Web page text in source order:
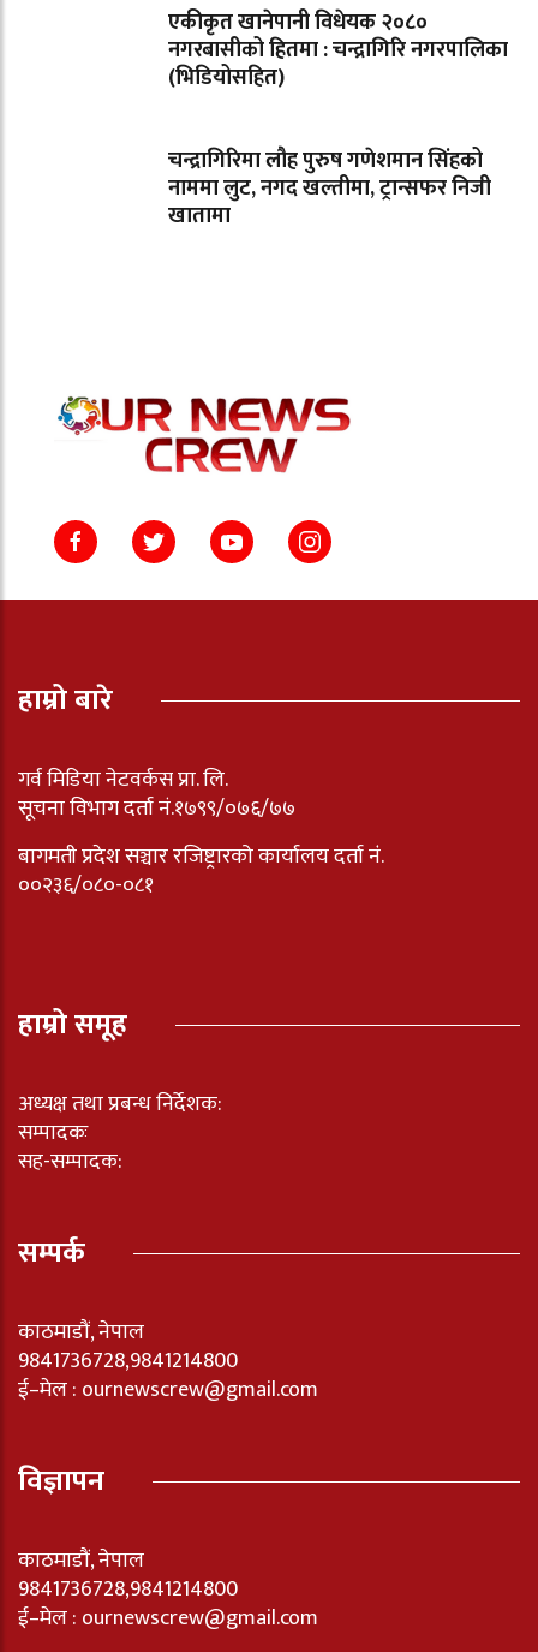
एकीकृत खानेपानी विधेयक २०८०
नगरबासीको हितमा : चन्द्रागिरि नगरपालिका
(भिडियोसहित)
चन्द्रागिरिमा लौह पुरुष गणेशमान सिंहको
नाममा लुट, नगद खल्तीमा, ट्रान्सफर निजी
खातामा
हाम्रो बारे
गर्व मिडिया नेटवर्कस प्रा. लि.
सूचना विभाग दर्ता नं.१७९९/०७६/७७
बागमती प्रदेश सञ्चार रजिष्ट्रारको कार्यालय दर्ता नंं.
००२३६/०८०-०८१
हाम्रो समूह
अध्यक्ष तथा प्रबन्ध निर्देशक:
सम्पादकः
सह-सम्पादक:
सम्पर्क
काठमाडौं, नेपाल
9841736728,9841214800
ई–मेल : ournewscrew@gmail.com
विज्ञापन
काठमाडौं, नेपाल
9841736728,9841214800
ई–मेल : ournewscrew@gmail.com